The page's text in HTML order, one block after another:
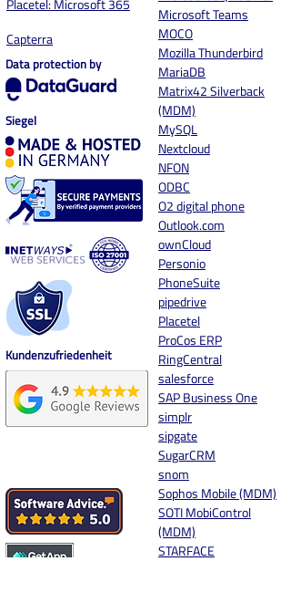
Placetel: Microsoft 365
Capterra
Data protection by
Siegel
Kundenzufriedenheit
Microsoft Teams
MOCO
Mozilla Thunderbird
MariaDB
Matrix42 Silverback
(MDM)
MySQL
Nextcloud
NFON
ODBC
O2 digital phone
Outlook.com
ownCloud
Personio
PhoneSuite
pipedrive
Placetel
ProCos ERP
RingCentral
salesforce
SAP Business One
simplr
sipgate
SugarCRM
snom
Sophos Mobile (MDM)
SOTI MobiControl
(MDM)
STARFACE